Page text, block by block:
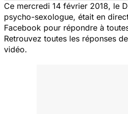
Ce mercredi 14 février 2018, le
psycho-sexologue, était en
Facebook pour répondre à
Retrouvez toutes les réponses
vidéo.